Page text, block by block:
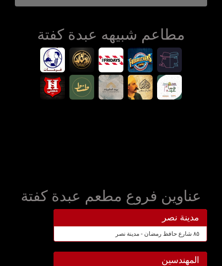
مطاعم شبيهه عبدة كفتة
عناوين فروع مطعم عبدة كفتة
مدينة نصر
٨٥ شارع حافظ رمضان - مدينة نصر
المهندسين